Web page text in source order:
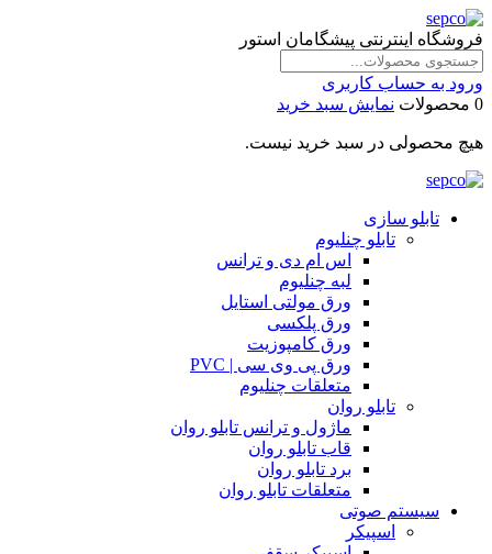
فروشگاه اینترنتی پیشگامان استور
ورود به حساب کاربری
0 محصولات
نمایش سبد خرید
هیچ محصولی در سبد خرید نیست.
تابلو سازی
تابلو چنلیوم
اس ام دی و ترانس
لبه چنلیوم
ورق مولتی استایل
ورق پلکسی
ورق کامپوزیت
ورق پی وی سی | PVC
متعلقات چنلیوم
تابلو روان
ماژول و ترانس تابلو روان
قاب تابلو روان
برد تابلو روان
متعلقات تابلو روان
سیستم صوتی
اسپیکر